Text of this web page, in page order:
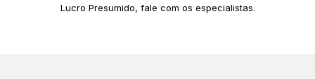
Lucro Presumido, fale com os especialistas.